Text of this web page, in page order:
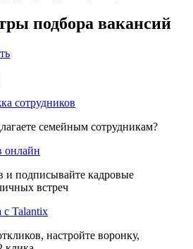
подбора вакансий
сотрудников
семейным сотрудникам?
онлайн
и подписывайте кадровые
встреч
с Talantix
настройте воронку,